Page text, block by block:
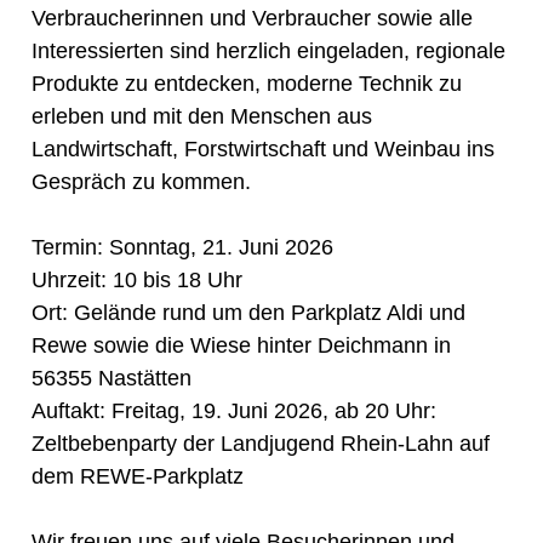
Verbraucherinnen und Verbraucher sowie alle
Interessierten sind herzlich eingeladen, regionale
Produkte zu entdecken, moderne Technik zu
erleben und mit den Menschen aus
Landwirtschaft, Forstwirtschaft und Weinbau ins
Gespräch zu kommen.
Termin: Sonntag, 21. Juni 2026
Uhrzeit: 10 bis 18 Uhr
Ort: Gelände rund um den Parkplatz Aldi und
Rewe sowie die Wiese hinter Deichmann in
56355 Nastätten
Auftakt: Freitag, 19. Juni 2026, ab 20 Uhr:
Zeltbebenparty der Landjugend Rhein-Lahn auf
dem REWE-Parkplatz